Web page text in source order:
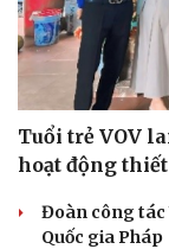
Tuổi trẻ VOV
hoạt động
Đoàn công tác
Quốc gia Pháp